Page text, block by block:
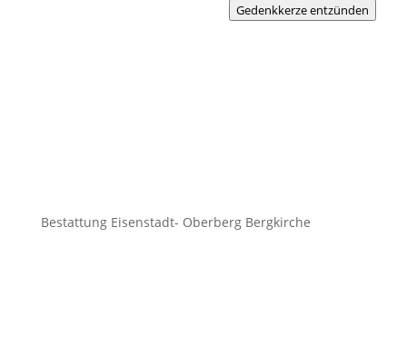
Gedenkkerze entzünden
Bestattung Eisenstadt- Oberberg Bergkirche